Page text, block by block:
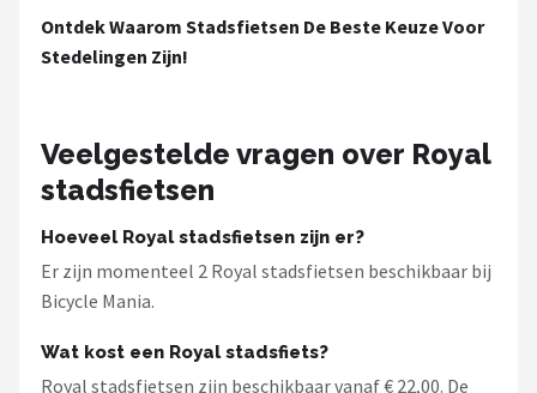
Alle merken →
Ontdek Waarom Stadsfietsen De Beste Keuze Voor
Stedelingen Zijn!
Veelgestelde vragen over Royal
stadsfietsen
Hoeveel Royal stadsfietsen zijn er?
Er zijn momenteel 2 Royal stadsfietsen beschikbaar bij
Bicycle Mania.
Wat kost een Royal stadsfiets?
Royal stadsfietsen zijn beschikbaar vanaf € 22,00. De